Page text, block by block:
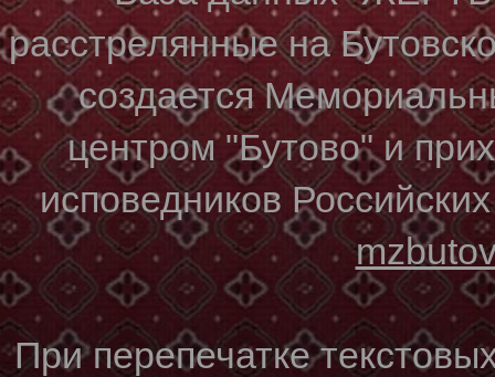
расстрелянные на
создается
центром "Бутово" и
исповедников
При перепечатке